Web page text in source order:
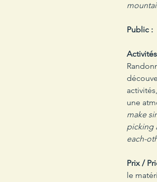
Public :
une
make
picking
each-
Prix /
le